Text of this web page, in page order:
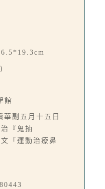
館
華副五月十五日
『鬼抽
「運動治療鼻